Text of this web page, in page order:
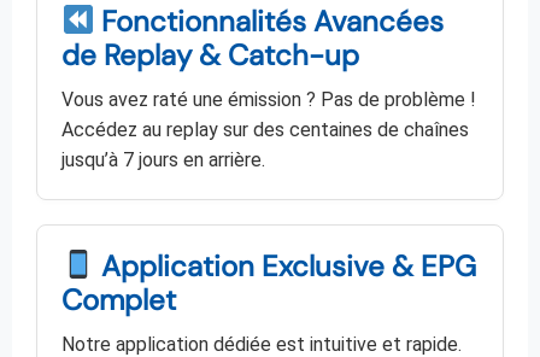
Fonctionnalités Avancées
de Replay & Catch-up
Vous avez raté une émission ? Pas de problème !
Accédez au replay sur des centaines de chaînes
jusqu’à 7 jours en arrière.
Application Exclusive & EPG
Complet
Notre application dédiée est intuitive et rapide.